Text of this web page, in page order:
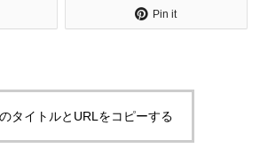
Pin it
タイトルとURLをコピーする